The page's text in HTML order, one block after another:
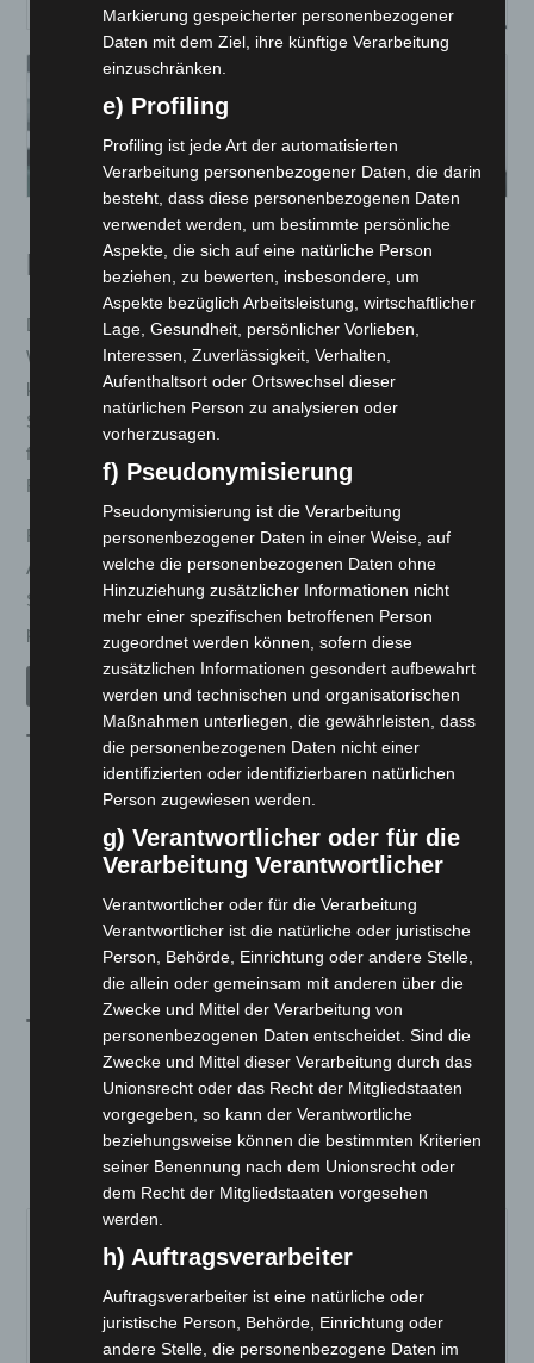
Fazit
Der LUQI EV300 4-Rad Kabinenroller ist eine hervorragende
Wahl für alle, die nach einer umweltfreundlichen,
kostengünstigen und komfortablen Alternative für den
Stadtverkehr suchen. Mit seinem modernen Design und der
fortschrittlichen Technologie bietet er ein einzigartiges
Fahrerlebnis.
Für weitere Informationen und um unser Elektromobil in
Aktion zu erleben, kontaktieren Sie uns bitte oder besuchen
Sie unsere Ausstellung. Wir helfen Ihnen gerne dabei, die
perfekte Mobilitätslösung für Ihre Bedürfnisse zu finden.
JETZT ANFRAGEN
Technische Daten:
Motor:10000 Watt
Batterie:72V116AhLithium Eisen Phosphat
Maximale Geschwindigkeit:45 km/h
Bremssystem:Scheibenbremse
Farboptionen:WEIß, ROT, SCHWARZ ,BLAU,
GRAU, GRÜN, WEISS
Technische Maße:
Länge:2300 mm
Breite:1420 mm
1650 mm
Markierung gespeicherter personenbezogener
Daten mit dem Ziel, ihre künftige Verarbeitung
einzuschränken.
e) Profiling
Profiling ist jede Art der automatisierten
Verarbeitung personenbezogener Daten, die darin
besteht, dass diese personenbezogenen Daten
verwendet werden, um bestimmte persönliche
Aspekte, die sich auf eine natürliche Person
beziehen, zu bewerten, insbesondere, um
Aspekte bezüglich Arbeitsleistung, wirtschaftlicher
Lage, Gesundheit, persönlicher Vorlieben,
Interessen, Zuverlässigkeit, Verhalten,
Aufenthaltsort oder Ortswechsel dieser
natürlichen Person zu analysieren oder
vorherzusagen.
f) Pseudonymisierung
Pseudonymisierung ist die Verarbeitung
personenbezogener Daten in einer Weise, auf
welche die personenbezogenen Daten ohne
Hinzuziehung zusätzlicher Informationen nicht
mehr einer spezifischen betroffenen Person
zugeordnet werden können, sofern diese
zusätzlichen Informationen gesondert aufbewahrt
werden und technischen und organisatorischen
Maßnahmen unterliegen, die gewährleisten, dass
die personenbezogenen Daten nicht einer
identifizierten oder identifizierbaren natürlichen
Person zugewiesen werden.
g) Verantwortlicher oder für die
Verarbeitung Verantwortlicher
Verantwortlicher oder für die Verarbeitung
Verantwortlicher ist die natürliche oder juristische
Person, Behörde, Einrichtung oder andere Stelle,
die allein oder gemeinsam mit anderen über die
Zwecke und Mittel der Verarbeitung von
personenbezogenen Daten entscheidet. Sind die
Zwecke und Mittel dieser Verarbeitung durch das
Unionsrecht oder das Recht der Mitgliedstaaten
vorgegeben, so kann der Verantwortliche
beziehungsweise können die bestimmten Kriterien
seiner Benennung nach dem Unionsrecht oder
dem Recht der Mitgliedstaaten vorgesehen
werden.
h) Auftragsverarbeiter
Auftragsverarbeiter ist eine natürliche oder
juristische Person, Behörde, Einrichtung oder
andere Stelle, die personenbezogene Daten im